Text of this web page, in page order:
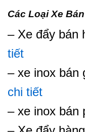
Các Loại Xe
– Xe đẩy bán
tiết
– xe inox bán
chi tiết
– xe inox bán